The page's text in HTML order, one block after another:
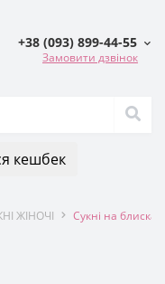
+38 (093) 899-44-55
Замовити дзвінок
кешбек
ЖІНОЧІ Сукні на